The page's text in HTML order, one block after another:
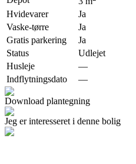
Hvidevarer
Ja
Vaske-tørre
Ja
Gratis parkering
Ja
Status
Udlejet
Husleje
—
Indflytningsdato
—
Download plantegning
Jeg er interesseret i denne bolig